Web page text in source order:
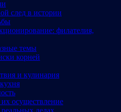
след в истории
филателия,
темы
корней
и кулинария
осуществление
делах